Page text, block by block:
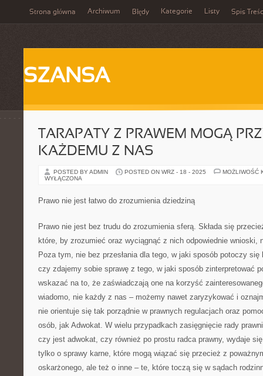
Strona główna Archiwum Błędy Kategorie Listy Spis
SZANSA
TARAPATY Z PRAWEM MOGĄ
KAŻDEMU Z NAS
POSTED BY ADMIN POSTED ON WRZ - 18 - 2025
MOŻLIWOŚĆ
WYŁĄCZONA
Prawo nie jest łatwo do zrozumienia dziedziną
Prawo nie jest bez trudu do zrozumienia sferą. Składa się
które, by zrozumieć oraz wyciągnąć z nich odpowiednie wnioski,
Poza tym, nie bez przesłania dla tego, w jaki sposób potoczy
czy zdajemy sobie sprawę z tego, w jaki sposób zinterpretować
wskazać na to, że zaświadczają one na korzyść
wiadomo, nie każdy z nas – możemy nawet zaryzykować i
nie orientuje się tak porządnie w prawnych regulacjach oraz
osób, jak Adwokat. W wielu przypadkach zasięgnięcie rady
czy jest adwokat, czy również po prostu radca prawny, wydaje
tylko o sprawy karne, które mogą wiązać się przecież z
oskarżonego, ale też o inne – te, które toczą się w sądach